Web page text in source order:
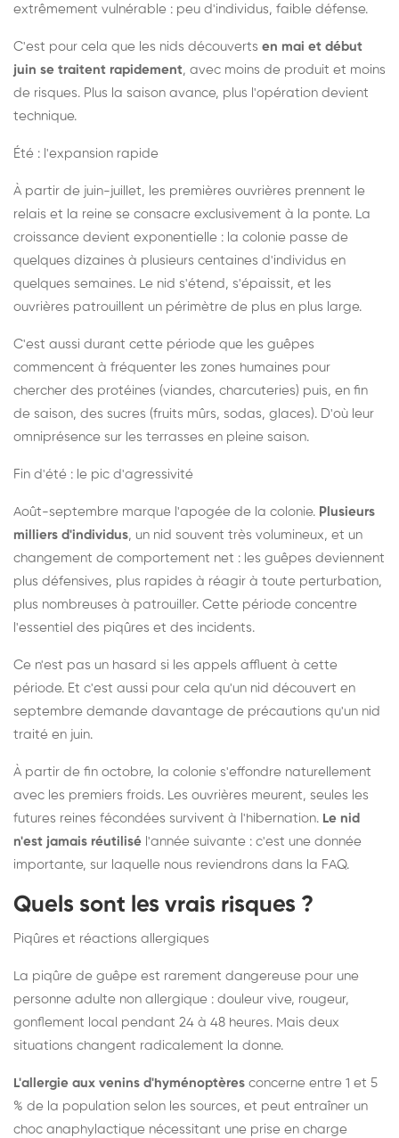
extrêmement vulnérable : peu d'individus, faible défense.
C'est pour cela que les nids découverts en mai et début
juin se traitent rapidement, avec moins de produit et moins
de risques. Plus la saison avance, plus l'opération devient
technique.
Été : l'expansion rapide
À partir de juin-juillet, les premières ouvrières prennent le
relais et la reine se consacre exclusivement à la ponte. La
croissance devient exponentielle : la colonie passe de
quelques dizaines à plusieurs centaines d'individus en
quelques semaines. Le nid s'étend, s'épaissit, et les
ouvrières patrouillent un périmètre de plus en plus large.
C'est aussi durant cette période que les guêpes
commencent à fréquenter les zones humaines pour
chercher des protéines (viandes, charcuteries) puis, en fin
de saison, des sucres (fruits mûrs, sodas, glaces). D'où leur
omniprésence sur les terrasses en pleine saison.
Fin d'été : le pic d'agressivité
Août-septembre marque l'apogée de la colonie. Plusieurs
milliers d'individus, un nid souvent très volumineux, et un
changement de comportement net : les guêpes deviennent
plus défensives, plus rapides à réagir à toute perturbation,
plus nombreuses à patrouiller. Cette période concentre
l'essentiel des piqûres et des incidents.
Ce n'est pas un hasard si les appels affluent à cette
période. Et c'est aussi pour cela qu'un nid découvert en
septembre demande davantage de précautions qu'un nid
traité en juin.
À partir de fin octobre, la colonie s'effondre naturellement
avec les premiers froids. Les ouvrières meurent, seules les
futures reines fécondées survivent à l'hibernation. Le nid
n'est jamais réutilisé l'année suivante : c'est une donnée
importante, sur laquelle nous reviendrons dans la FAQ.
Quels sont les vrais risques ?
Piqûres et réactions allergiques
La piqûre de guêpe est rarement dangereuse pour une
personne adulte non allergique : douleur vive, rougeur,
gonflement local pendant 24 à 48 heures. Mais deux
situations changent radicalement la donne.
L'allergie aux venins d'hyménoptères concerne entre 1 et 5
% de la population selon les sources, et peut entraîner un
choc anaphylactique nécessitant une prise en charge